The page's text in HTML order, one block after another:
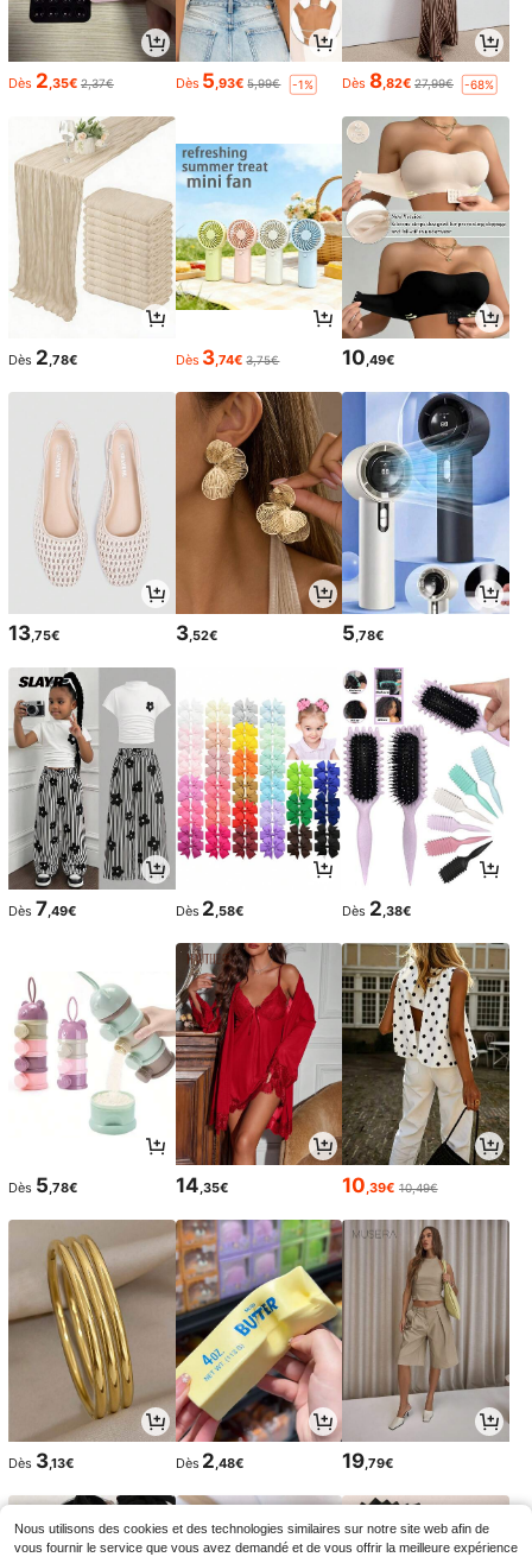
Dès 2,35€ 2,37€ Dès 5,93€ 5,99€ -1% Dès 8,82€ 27,99€ -68%
Dès 2 ,78€ Dès 3 ,74€ 3,75€ 10 ,49€
13,75€ 3,52€ 5,78€
Dès 7,49€ Dès 2,58€ Dès 2,38€
Dès 5 ,78€ 14 ,35€ 10 ,39€ 10,49€
Dès 3,13€ Dès 2 ,48€ 19 ,79€
Nous utilisons des cookies et des technologies similaires sur notre site web afin de
vous fournir le service que vous avez demandé et de vous offrir la meilleure expérience